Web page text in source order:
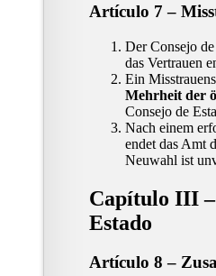
Artículo 7 –
Der Consejo
das Vertrauen
Ein
Mehrheit der
Consejo de
Nach einem
endet das Amt
Neuwahl ist
Capítulo III –
Estado
Artículo 8 –